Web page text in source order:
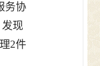
务协
现
2件